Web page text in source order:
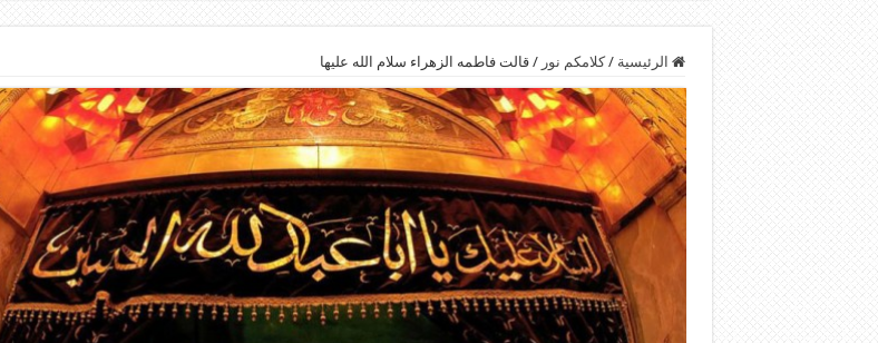
الرئيسية / كلامكم نور / قالت فاطمه الزهراء سلام الله عليها